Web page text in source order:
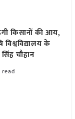
किसानों की आय,
विश्वविद्यालय के
चौहान